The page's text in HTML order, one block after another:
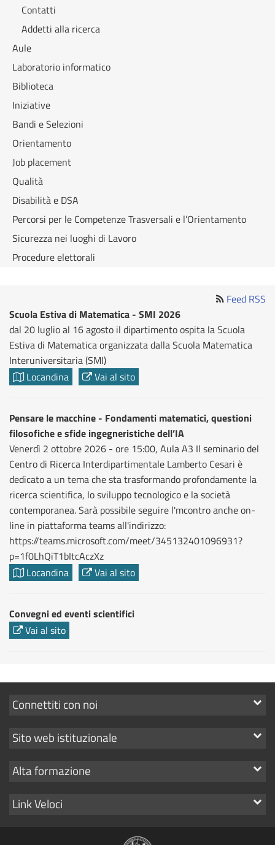
Contatti
Addetti alla ricerca
Aule
Laboratorio informatico
Biblioteca
Iniziative
Bandi e Selezioni
Orientamento
Job placement
Qualità
Disabilità e DSA
Percorsi per le Competenze Trasversali e l’Orientamento
Sicurezza nei luoghi di Lavoro
Procedure elettorali
Feed RSS
Scuola Estiva di Matematica - SMI 2026
dal 20 luglio al 16 agosto il dipartimento ospita la Scuola
Estiva di Matematica organizzata dalla Scuola Matematica
Interuniversitaria (SMI)
Locandina
Vai al sito
Pensare le macchine - Fondamenti matematici, questioni
filosofiche e sfide ingegneristiche dell’IA
Venerdì 2 ottobre 2026 - ore 15:00, Aula A3 Il seminario del
Centro di Ricerca Interdipartimentale Lamberto Cesari è
dedicato a un tema che sta trasformando profondamente la
ricerca scientifica, lo sviluppo tecnologico e la società
contemporanea. Sarà possibile seguire l'mcontro anche on-
line in piattaforma teams all'indirizzo:
https://teams.microsoft.com/meet/345132401096931?
p=1f0LhQiT1bItcAczXz
Locandina
Vai al sito
Convegni ed eventi scientifici
Vai al sito
Mostra
link
Connettiti con noi
Mostra
link
Sito web istituzionale
Mostra
link
Alta formazione
Mostra
Link Veloci